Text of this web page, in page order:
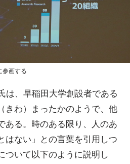
参画する
は、早稲田大学創設者である
きわ）まったかのようで、他
ある。時のある限り、人のあ
はない」との言葉を引用しつ
ついて以下のように説明し